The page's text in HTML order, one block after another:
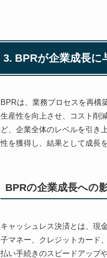
3. BPRが企業成長に
BPRは、業務プロセスを再構
生産性を向上させ、コスト削
ど、企業全体のレベルを引き
性を獲得し、結果として成長
BPRの企業成長への
キャッシュレス決済とは、現
子マネー、クレジットカード
払い手続きのスピードアップ